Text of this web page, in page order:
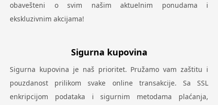
obavešteni o svim našim aktuelnim ponudama i
ekskluzivnim akcijama!
Sigurna kupovina
Sigurna kupovina je naš prioritet. Pružamo vam zaštitu i
pouzdanost prilikom svake online transakcije. Sa SSL
enkripcijom podataka i sigurnim metodama plaćanja,